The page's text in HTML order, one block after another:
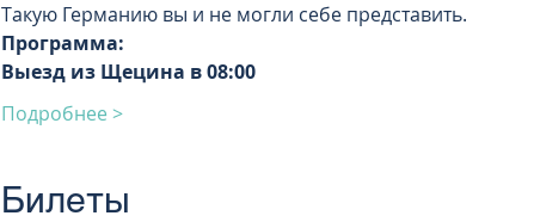
Такую Германию вы и не могли себе представить.
Программа:
Выезд из Щецина в 08:00
Подробнее >
Билеты